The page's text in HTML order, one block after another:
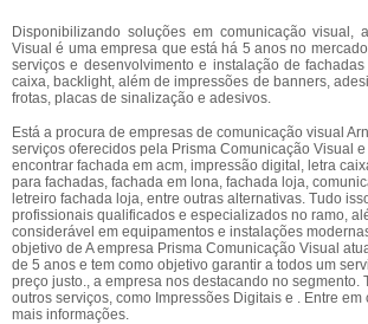
Disponibilizando soluções em comunicação visual,
Visual é uma empresa que está há 5 anos no
serviços e desenvolvimento e instalação de
caixa, backlight, além de impressões de banners,
frotas, placas de sinalização e adesivos.
Está a procura de empresas de comunicação visual
serviços oferecidos pela Prisma Comunicação Visual
encontrar fachada em acm, impressão digital, letra
para fachadas, fachada em lona, fachada loja,
letreiro fachada loja, entre outras alternativas. Tudo
profissionais qualificados e especializados no ramo,
considerável em equipamentos e instalações
objetivo de A empresa Prisma Comunicação Visual
de 5 anos e tem como objetivo garantir a todos um
preço justo., a empresa nos destacando no segmento.
outros serviços, como Impressões Digitais e . Entre
mais informações.